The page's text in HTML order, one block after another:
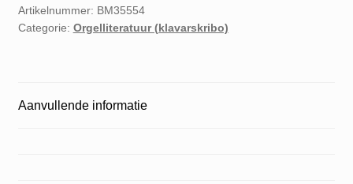
Artikelnummer: BM35554
Categorie: Orgelliteratuur (klavarskribo)
Aanvullende informatie